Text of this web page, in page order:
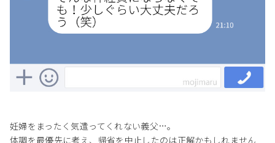
妊婦をまったく気遣ってくれない義父…。
体調を最優先に考え、帰省を中止したのは正解かもしれません